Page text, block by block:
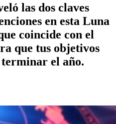
las dos claves
en esta Luna
coincide con el
que tus objetivos
terminar el año.